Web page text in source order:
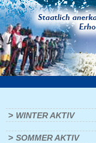
> WINTER AKTIV
> SOMMER AKTIV